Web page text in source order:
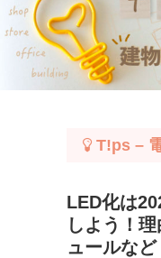
T!ps –
LED化は
しよう！
ュールなど